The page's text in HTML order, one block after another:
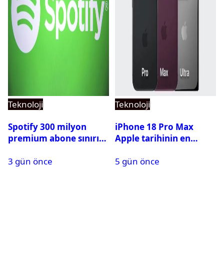
Teknoloji
Spotify 300 milyon
premium abone sınırını
3 gün önce
Teknoloji
iPhone 18 Pro Max
Apple tarihinin en
5 gün önce